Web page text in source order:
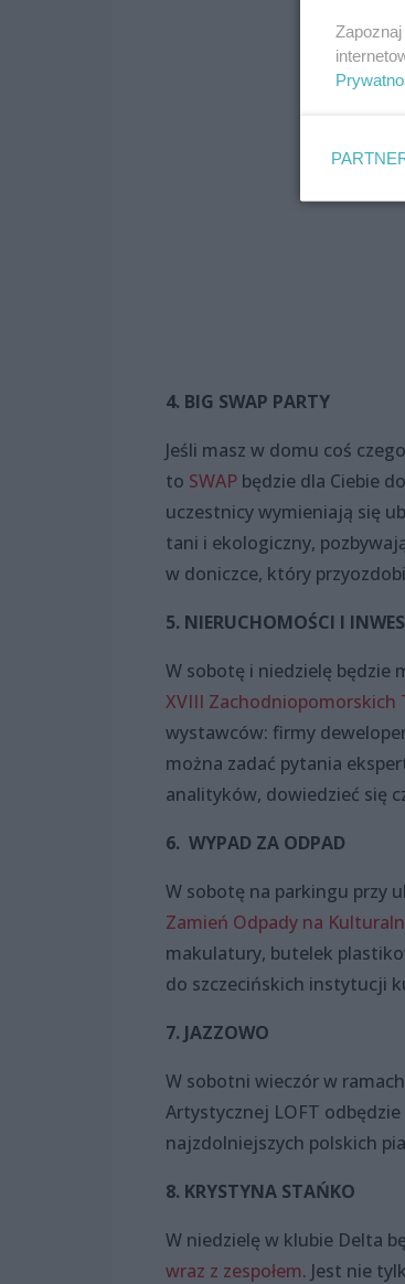
4. BIG SWAP PARTY
Jeśli masz w domu coś
to SWAP będzie dla Ciebie
uczestnicy wymieniają się
tani i ekologiczny,
w doniczce, który
5. NIERUCHOMOŚCI I
W sobotę i niedzielę będzie
XVIII
wystawców: firmy
można zadać pytania
analityków, dowiedzieć się
6. WYPAD ZA ODPAD
W sobotę na parkingu przy
Zamień Odpady na
makulatury, butelek
do szczecińskich instytucji
7. JAZZOWO
W sobotni wieczór w
Artystycznej LOFT odbędzie
najzdolniejszych polskich
8. KRYSTYNA STAŃKO
W niedzielę w klubie Delta
wraz z zespołem. Jest nie